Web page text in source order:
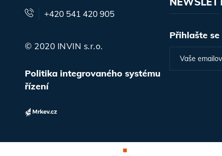
+420 541 420 905
© 2020 INVIN s.r.o.
Politika integrovaného systému
řízení
Přihlašte